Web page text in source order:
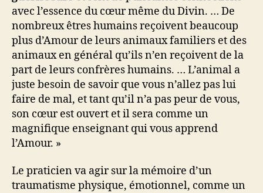
avec l’essence du cœur même du Divin. … De
nombreux êtres humains reçoivent beaucoup
plus d’Amour de leurs animaux familiers et des
animaux en général qu’ils n’en reçoivent de la
part de leurs confrères humains. … L’animal a
juste besoin de savoir que vous n’allez pas lui
faire de mal, et tant qu’il n’a pas peur de vous,
son cœur est ouvert et il sera comme un
magnifique enseignant qui vous apprend
l’Amour. »
Le praticien va agir sur la mémoire d’un
traumatisme physique, émotionnel, comme un